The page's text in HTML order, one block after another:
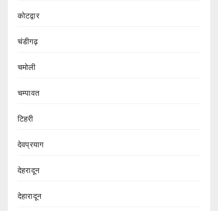
कोटद्वार
चंडीगढ़
चमोली
चम्पावत
टिहरी
देवप्रयाग
देहरादून
देहारादून